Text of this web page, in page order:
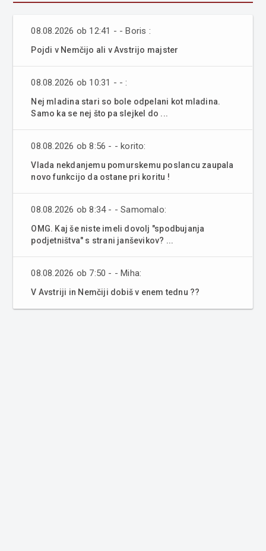
08.08.2026 ob 12:41 - - Boris :
Pojdi v Nemčijo ali v Avstrijo majster
08.08.2026 ob 10:31 - - :
Nej mladina stari so bole odpelani kot mladina.
Samo ka se nej što pa slejkel do ...
08.08.2026 ob 8:56 - - korito:
Vlada nekdanjemu pomurskemu poslancu zaupala
novo funkcijo da ostane pri koritu !
08.08.2026 ob 8:34 - - Samomalo:
OMG. Kaj še niste imeli dovolj "spodbujanja
podjetništva" s strani janševikov? ...
08.08.2026 ob 7:50 - - Miha:
V Avstriji in Nemčiji dobiš v enem tednu ??